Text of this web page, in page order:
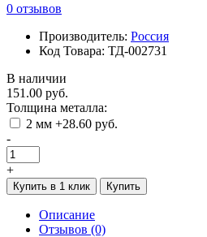
0 отзывов
Производитель: Россия
Код Товара: ТД-002731
В наличии
151.00 руб.
Толщина металла:
2 мм +28.60 руб.
-
+
Купить в 1 клик Купить
Описание
Отзывов (0)